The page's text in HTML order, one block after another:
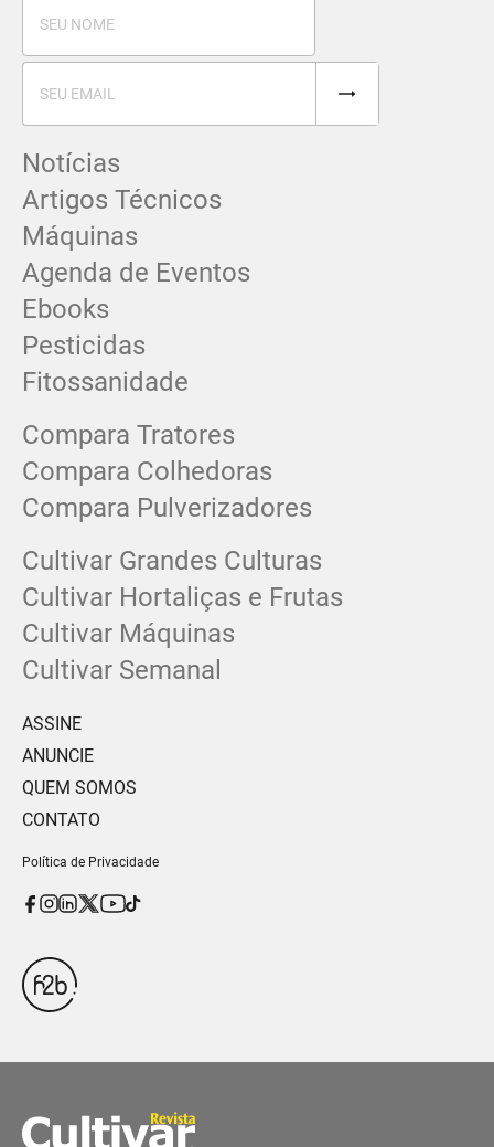
Notícias
Artigos Técnicos
Máquinas
Agenda de Eventos
Ebooks
Pesticidas
Fitossanidade
Compara Tratores
Compara Colhedoras
Compara Pulverizadores
Cultivar Grandes Culturas
Cultivar Hortaliças e Frutas
Cultivar Máquinas
Cultivar Semanal
ASSINE
ANUNCIE
QUEM SOMOS
CONTATO
Política de Privacidade